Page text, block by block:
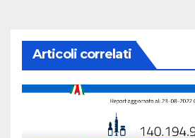
Articoli correlati